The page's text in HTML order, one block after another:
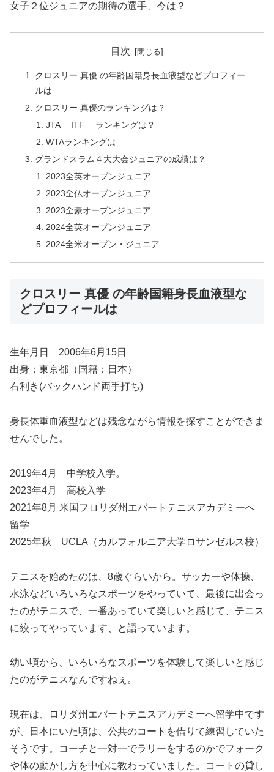
女子２位ジュニアの期待の選手、今は？
目次
クロスリー 真優 の年齢国籍身長血液型などプロフィー
ルは
クロスリー 真優のランキングは？
JTA ITF ランキングは？
WTAランキングは
グランドスラム４大大会ジュニアの成績は？
2023全英オープンジュニア
2023全仏オープンジュニア
2023全豪オープンジュニア
2024全英オープンジュニア
2024全米オープン・ジュニア
クロスリー 真優 の年齢国籍身長血液型な
どプロフィールは
生年月日 2006年6月15日
出身：東京都（国籍：日本）
右利き(バックハンド両手打ち)
身長体重血液型などは残念ながら情報を探すことができま
せんでした。
2019年4月 中学校入学。
2023年4月 高校入学
2021年8月 米国フロリダ州エバートテニスアカデミーへ
留学
2025年秋 UCLA（カルフォルニア大学ロサンゼルス校）
テニスを始めたのは、8歳ぐらいから。サッカーや体操、
水泳などいろいろなスポーツをやっていて、最後に出会っ
たのがテニスで、一番あっていて楽しいと感じて、テニス
に絞ってやっています、と語っています。
幼い頃から、いろいろなスポーツを体験して楽しいと感じ
たのがテニスなんですねぇ。
現在は、ロリダ州エバートテニスアカデミーへ留学中です
が、日本にいた頃は、公共のコートを借りて練習していた
そうです。コーチと一対一でラリーをするのかでフォーク
や体の動かし方を中心に教わっていました。コートの貸し